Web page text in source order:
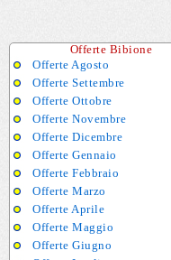
Offerte Bibione
Offerte Agosto
Offerte Settembre
Offerte Ottobre
Offerte Novembre
Offerte Dicembre
Offerte Gennaio
Offerte Febbraio
Offerte Marzo
Offerte Aprile
Offerte Maggio
Offerte Giugno